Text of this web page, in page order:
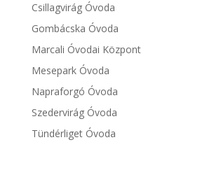
Csillagvirág Óvoda
Gombácska Óvoda
Marcali Óvodai Központ
Mesepark Óvoda
Napraforgó Óvoda
Szedervirág Óvoda
Tündérliget Óvoda